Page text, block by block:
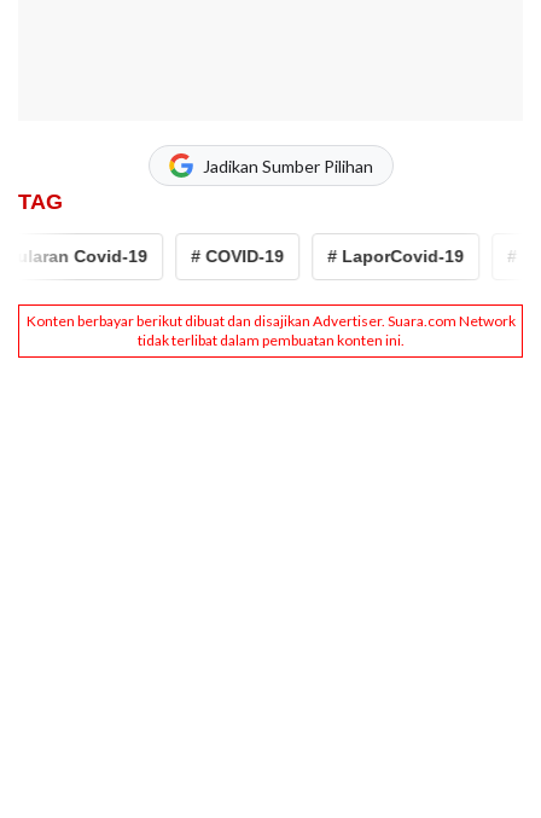
Jadikan Sumber Pilihan
TAG
Covid-19 # COVID-19 # LaporCovid-19 #